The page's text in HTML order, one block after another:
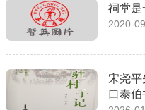
祠堂是
2020-
宋尧平
口泰伯